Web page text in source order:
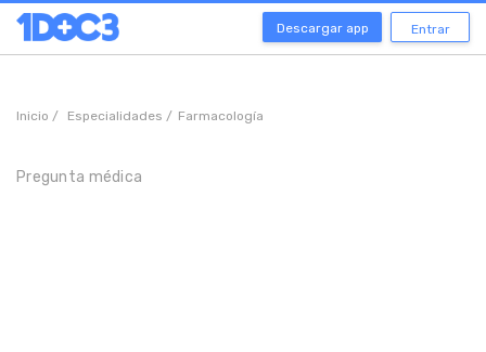
Descargar app Entrar
Inicio / Especialidades / Farmacología
Pregunta médica